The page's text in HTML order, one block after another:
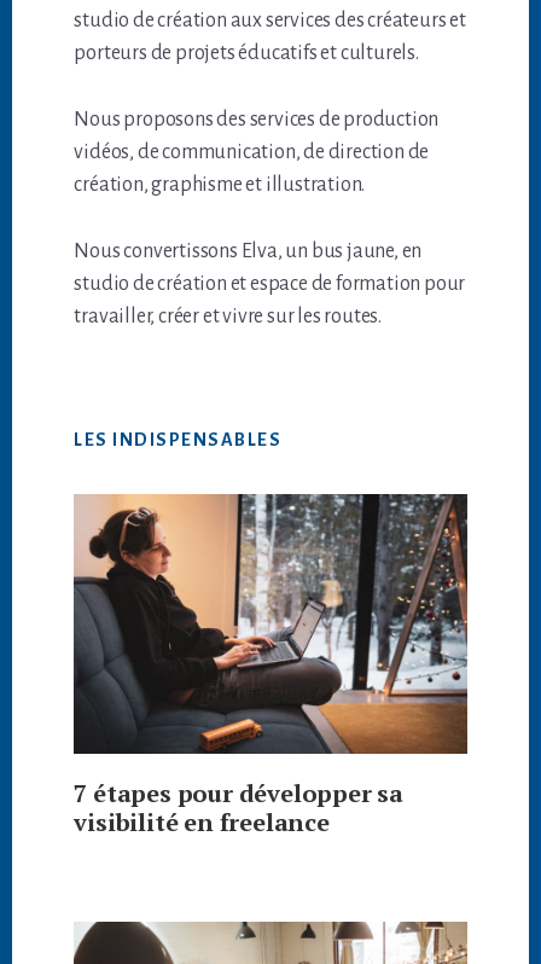
studio de création aux services des créateurs et
porteurs de projets éducatifs et culturels.
Nous proposons des services de production
vidéos, de communication, de direction de
création, graphisme et illustration.
Nous convertissons Elva, un bus jaune, en
studio de création et espace de formation pour
travailler, créer et vivre sur les routes.
LES INDISPENSABLES
7 étapes pour développer sa
visibilité en freelance